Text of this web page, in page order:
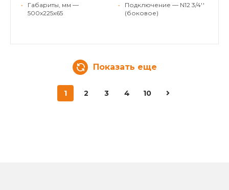
•
Габариты, мм —
500x225x65
•
Подключение — N12 3/4''
(боковое)
Показать еще
1 2 3 4 10